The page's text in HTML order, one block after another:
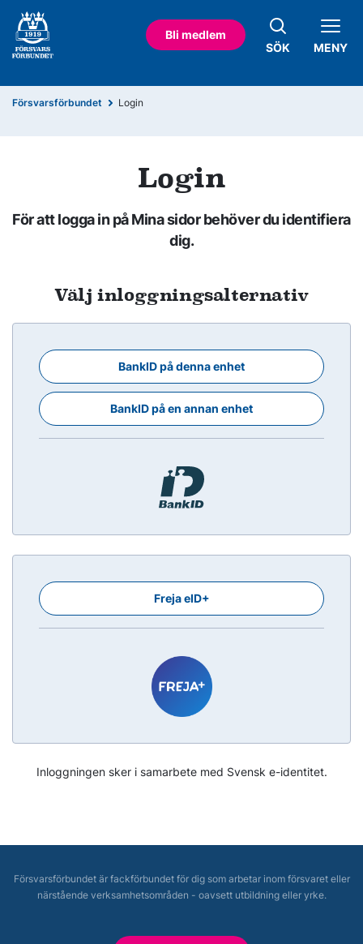
Bli medlem
SÖK
MENY
Försvarsförbundet Login
Login
För att logga in på Mina sidor behöver du identifiera
dig.
Välj inloggningsalternativ
BankID på denna enhet
BankID på en annan enhet
Freja eID+
Inloggningen sker i samarbete med Svensk e-identitet.
Försvarsförbundet är fackförbundet för dig som arbetar inom försvaret eller
närstående verksamhetsområden - oavsett utbildning eller yrke.